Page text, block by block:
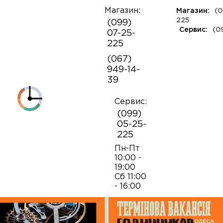
Магазин:
(099)
07-25-
225
(067)
949-14-
39
Сервис:
(099)
05-25-
225
Пн-Пт
10:00 -
19:00
Сб 11:00
- 16:00
Магазин:
225
Сервис:
Diesel‎
Механизмы для наручных часов
Механизмы для настенных часов
Кнопки хронографа
Открытие и закрытие крышек
Работа с ремнями и браслетами
Пинцеты